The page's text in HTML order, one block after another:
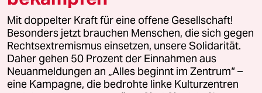
© 2026 taz Verlags und Vertriebs GmbH
Alle Rechte vorbehalten. Bei rechtlichen Fragen oder für Genehmigungen
wenden Sie sich bitte an
lizenzen@taz.de
Feedback Redaktionsstatut Kommune-Richtlinien
Mit doppelter Kraft für eine offene Gesellschaft!
Besonders jetzt brauchen Menschen, die sich gegen
Rechtsextremismus einsetzen, unsere Solidarität.
Daher gehen 50 Prozent der Einnahmen aus
Neuanmeldungen an „Alles beginnt im Zentrum“ –
eine Kampagne, die bedrohte linke Kulturzentren